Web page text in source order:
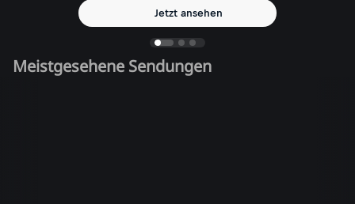
spricht die Journalistin, Autorin und Verlegerin über den aktuellen
Feminismus - und die gefühlt immer größer werdende Zahl
Jetzt ansehen
Meistgesehene Sendungen